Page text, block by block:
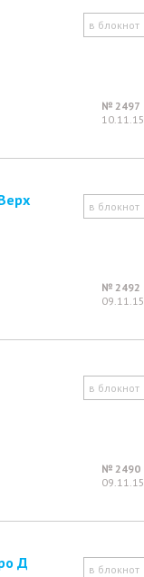
в блокнот
№ 2497
10.11.15
в блокнот
№ 2492
09.11.15
в блокнот
№ 2490
09.11.15
в блокнот